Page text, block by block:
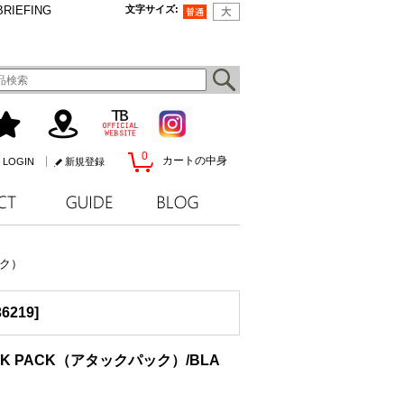
文字サイズ:
0 カートの中身
LOGIN 新規登録
）
]
PACK（アタックパック）/BLA